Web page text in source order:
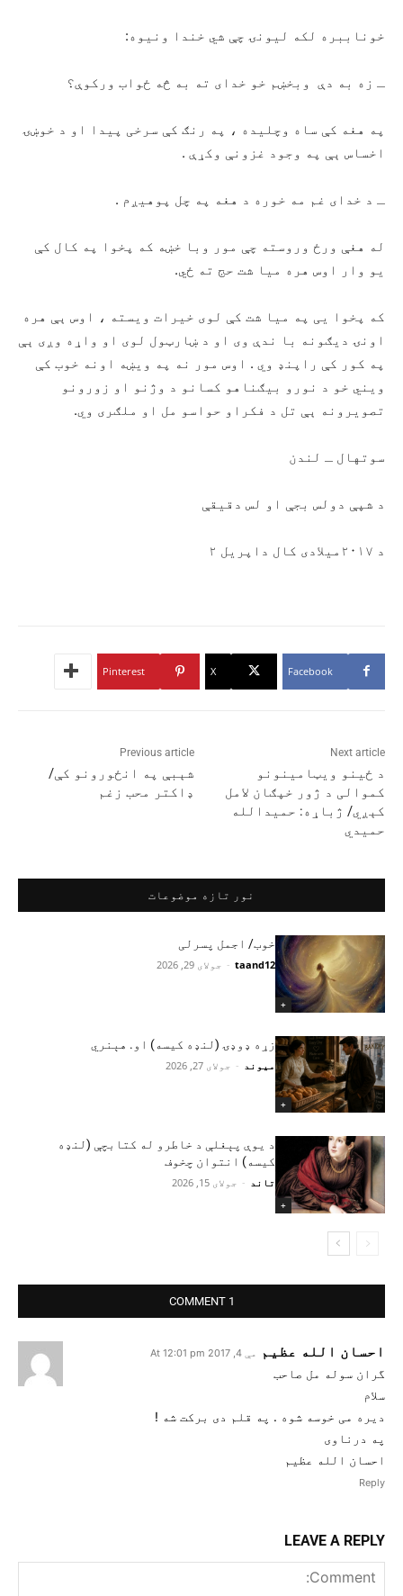
خوناببره لکه لیونۍ چې شي خندا ونیوه:
ـ زه به دې وبخښم خو خدای ته به څه ځواب ورکوې؟
په هغه کې ساه وچلیده ، په رنګ کې سرخی پیدا او د خوښۍ
اخساس ېې په وجود غزونې وکړې .
ـ د خدای غم مه خوره د هغه په چل پوهیږم .
له هغې ورځ وروسته چې مور وبا خښه که پخوا په کال کې
یو وار اوس هره میا شت حج ته ځي.
که پخوا یی په میا شت کې لوی خیرات ویسته ، اوس ېې هره
اونۍ دیګونه با ندې وی او د ښارټول لوی او واړه وږی ېې
په کور کې راپنډ وي . اوس مور نه په ویښه اونه خوب کې
ویني خو د نورو بیګناهو کسانو د وژنو او زورونو
تصویرونه ېې تل د فکراو حواسو مل او ملګری وي.
سوتهال ـ لندن
د شپې دولس بجې او لس دقیقې
د ۲۰۱۷میلادی کال داپریل ۲
Facebook
X
Pinterest
Previous article
شېبې په انځورونو کې/
ډاکتر محب زغم
Next article
د ځینو ویټامینونو
کموالی د ژور خپګان لامل
کېږي/ ژباړه: حمیدالله
حمیدي
نور تازه موضوعات
+
خوب/ اجمل پسرلی
taand12
- جولای 29, 2026
+
زړه ډوډۍ (لنډه کیسه) او. هېنري
میوند - جولای 27, 2026
+
د یوې پېغلې د خاطرو له کتابچې (لنډه
کیسه) انتوان چخوف
تاند - جولای 15, 2026
1 COMMENT
احسان الله عظیم مې 4, 2017 At 12:01 pm
گران سوله مل صاحب
سلام
دیره می خوسه شوه . په قلم دی برکت شه !
په درناوی
احسان الله عظیم
Reply
LEAVE A REPLY